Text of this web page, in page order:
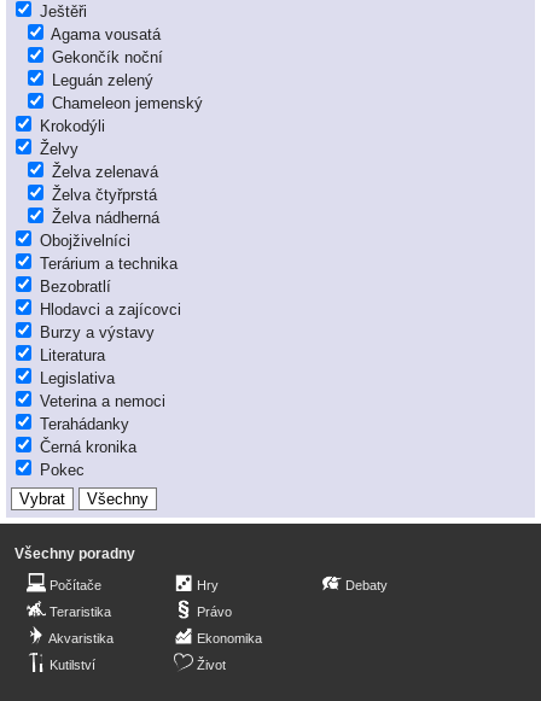
Ještěři
Agama vousatá
Gekončík noční
Leguán zelený
Chameleon jemenský
Krokodýli
Želvy
Želva zelenavá
Želva čtyřprstá
Želva nádherná
Obojživelníci
Terárium a technika
Bezobratlí
Hlodavci a zajícovci
Burzy a výstavy
Literatura
Legislativa
Veterina a nemoci
Terahádanky
Černá kronika
Pokec
Všechny poradny
Počítače
Teraristika
Akvaristika
Kutilství
Hry
Právo
Ekonomika
Život
Debaty